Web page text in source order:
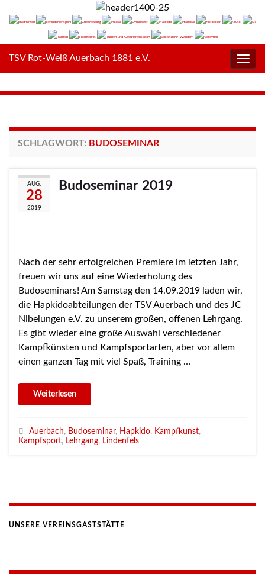
TSV Rot-Weiß Auerbach 1881 e.V.
SCHLAGWORT: BUDOSEMINAR
AUG.
28
2019
Budoseminar 2019
Nach der sehr erfolgreichen Premiere im letzten Jahr,
freuen wir uns auf eine Wiederholung des
Budoseminars! Am Samstag den 14.09.2019 laden wir,
die Hapkidoabteilungen der TSV Auerbach und des JC
Nibelungen e.V. zu unserem großen, offenen Lehrgang.
Es gibt wieder eine große Auswahl verschiedener
Kampfkünsten und Kampfsportarten, aber vor allem
einen ganzen Tag mit viel Spaß, Training …
Auerbach, Budoseminar, Hapkido, Kampfkunst,
Kampfsport, Lehrgang, Lindenfels
UNSERE VEREINSGASTSTÄTTE